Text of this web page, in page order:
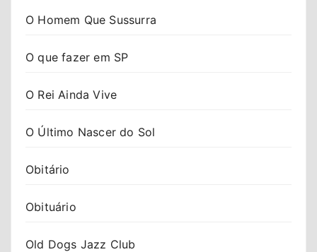
O Homem Que Sussurra
O que fazer em SP
O Rei Ainda Vive
O Último Nascer do Sol
Obitário
Obituário
Old Dogs Jazz Club